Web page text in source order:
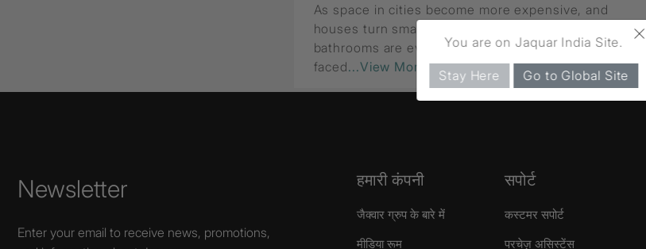
As space in cities become more expensive, and
houses turn smaller with rapid urbanisation, modern
bathrooms are evolving quickly. Architects are
faced...View More
Newsletter
Enter your email to receive news, promotions,
हमारी कंपनी
जैक्वार ग्रुप के बारे में
मीडिया रूम
सपोर्ट
कस्टमर सपोर्ट
परचेज़ असिस्टेंस
×
You are on Jaquar India Site.
Stay Here Go to Global Site